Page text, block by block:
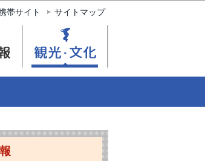
帯サイト サイトマップ